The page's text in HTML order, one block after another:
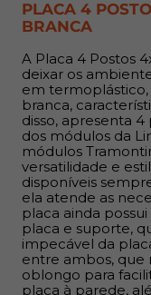
ambiente mais
suporte e parafusos
Características
Material: Plástico
Acabamento:
Indicação:
Esta placa é
funcional e
PLACA 4
BRANCA
A Placa 4 Postos
deixar os
em
branca,
disso, apresenta
dos módulos da
módulos
versatilidade e
disponíveis
ela atende as
placa ainda
placa e suporte,
impecável da
entre ambos, que
oblongo para
placa à parede,